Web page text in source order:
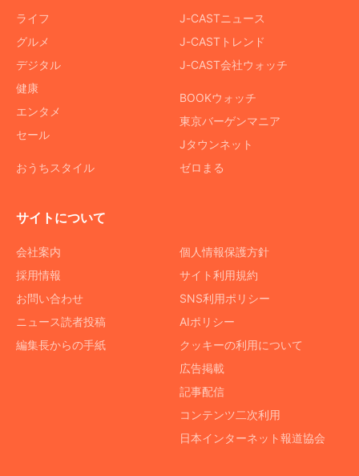
ライフ
グルメ
デジタル
健康
エンタメ
セール
おうちスタイル
J-CASTニュース
J-CASTトレンド
J-CAST会社ウォッチ
BOOKウォッチ
東京バーゲンマニア
Jタウンネット
ゼロまる
サイトについて
会社案内
採用情報
お問い合わせ
ニュース読者投稿
編集長からの手紙
個人情報保護方針
サイト利用規約
SNS利用ポリシー
AIポリシー
クッキーの利用について
広告掲載
記事配信
コンテンツ二次利用
日本インターネット報道協会